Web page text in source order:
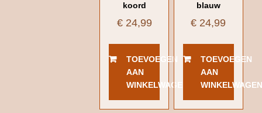
koord
€24,99
TOEVOEGEN
AAN
WINKELWAGEN
blauw
€ 24,99
TOEVOEGEN
AAN
WINKELWAGEN